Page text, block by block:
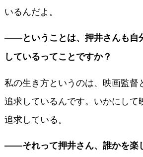
いるんだよ。
――ということは、押井さんも自
しているってことですか？
私の生き方というのは、映画監督
追求しているんです。いかにして
追求している。
――それって押井さん、誰かを楽